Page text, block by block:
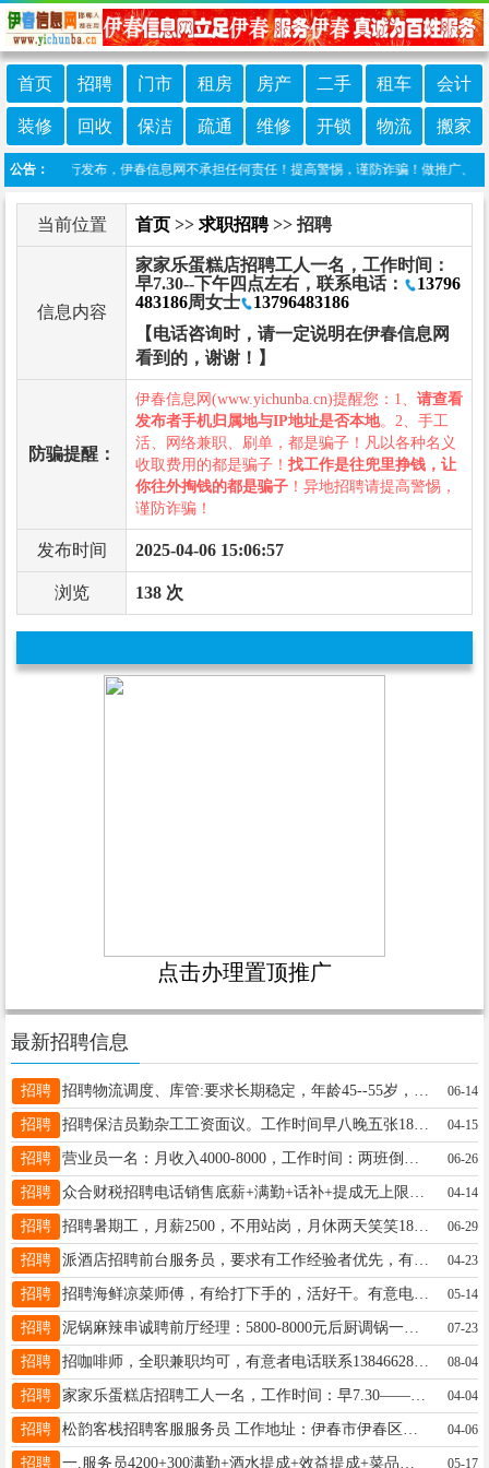
首页 招聘 门市 租房 房产 二手 租车 会计
装修 回收 保洁 疏通 维修 开锁 物流 搬家
公告：
网友自行发布，伊春信息网不承担任何责任！提高警惕，谨防诈骗！做推广、做
当前位置 首页 >> 求职招聘>> 招聘
信息内容
家家乐蛋糕店招聘工人一名，工作时间：
早7.30--下午四点左右，联系电话：
13796
483186周女士
13796483186
【电话咨询时，请一定说明在伊春信息网
看到的，谢谢！】
防骗提醒：
伊春信息网(www.yichunba.cn)提醒您：1、 请查看
发布者手机归属地与IP地址是否本地。2、手工
活、网络兼职、刷单，都是骗子！凡以各种名义
收取费用的都是骗子！ 找工作是往兜里挣钱，让
你往外掏钱的都是骗子 ！异地招聘请提高警惕，
谨防诈骗！
发布时间 2025-04-06 15:06:57
浏览 138 次
点击办理置顶推广
最新招聘信息
招聘 06-14
招聘 招聘保洁员勤杂工工资面议。工作时间早八晚五张18645871112 04-15
招聘 06-26
招聘 04-14
招聘 招聘暑期工，月薪2500，不用站岗，月休两天笑笑18345888737 06-29
招聘 派酒店招聘前台服务员，要求有工作经验者优先，有工作餐，上24休24小时，工资待遇好，会电脑操作，沟通能力强，联系电话:13763506888吴18845859022 04-23
招聘 招聘海鲜凉菜师傅，有给打下手的，活好干。有意电话联系时间自由可干兼职工资面议地址新夜市大排档18618645829823 05-14
招聘 泥锅麻辣串诚聘前厅经理：5800-8000元后厨调锅一名：4000元联系电话：13845882255李女士13845882255 07-23
招聘 招咖啡师，全职兼职均可，有意者电话联系13846628065蒋女士13846628065 08-04
招聘 家家乐蛋糕店招聘工人一名，工作时间：早7.30——下午4点左右，联系电话：13796483186周女士13796483186 04-04
招聘 04-06
招聘 05-17